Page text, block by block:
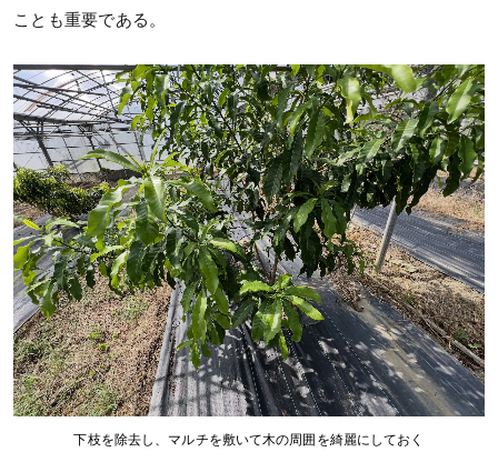
ことも重要である。
下枝を除去し、マルチを敷いて木の周囲を綺麗にしておく